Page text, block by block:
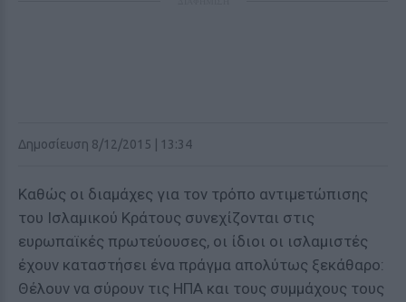
Δημοσίευση 8/12/2015 | 13:34
Καθώς οι διαμάχες για τον τρόπο αντιμετώπισης
του Ισλαμικού Κράτους συνεχίζονται στις
ευρωπαϊκές πρωτεύουσες, οι ίδιοι οι ισλαμιστές
έχουν καταστήσει ένα πράγμα απολύτως ξεκάθαρο:
Θέλουν να σύρουν τις ΗΠΑ και τους συμμάχους τους